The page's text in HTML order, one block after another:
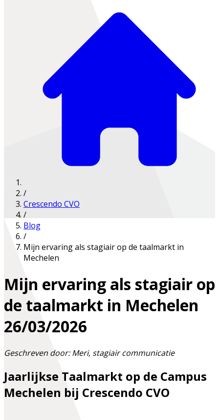
/
Crescendo CVO
/
Blog
/
Mijn ervaring als stagiair op de taalmarkt in
Mechelen
Mijn ervaring als stagiair op
de taalmarkt in Mechelen
26/03/2026
Geschreven door: Meri, stagiair communicatie
Jaarlijkse Taalmarkt op de Campus
Mechelen bij Crescendo CVO